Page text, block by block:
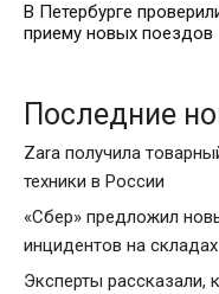
В Петербурге
приему новых поездов
Последние
Zara получила
техники в России
«Сбер» предложил
инцидентов на
Эксперты рассказали,